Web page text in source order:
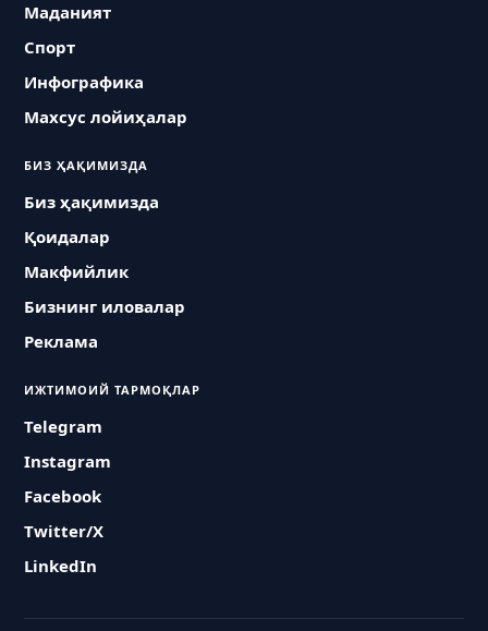
Маданият
Спорт
Инфографика
Махсус лойиҳалар
БИЗ ҲАҚИМИЗДА
Биз ҳақимизда
Қоидалар
Макфийлик
Бизнинг иловалар
Реклама
ИЖТИМОИЙ ТАРМОҚЛАР
Telegram
Instagram
Facebook
Twitter/X
LinkedIn